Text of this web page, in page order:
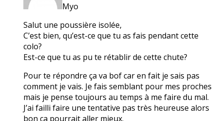
Myo
Salut une poussière isolée,
C’est bien, qu’est-ce que tu as fais pendant cette
colo?
Est-ce que tu as pu te rétablir de cette chute?
Pour te répondre ça va bof car en fait je sais pas
comment je vais. Je fais semblant pour mes proches
mais je pense toujours au temps à me faire du mal.
J’ai failli faire une tentative pas très heureuse alors
bon ça pourrait aller mieux.